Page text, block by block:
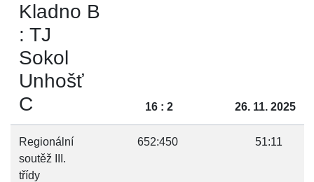
Kladno B
: TJ
Sokol
Unhošť
C
16 : 2 26. 11. 2025
Regionální
soutěž III.
třídy
652:450 51:11